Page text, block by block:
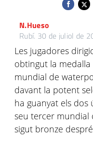
N.Hueso
Rubí. 30 de juliol de
Les jugadores
obtingut la
mundial de
davant la potent
ha guanyat els dos
seu tercer mundial
sigut bronze